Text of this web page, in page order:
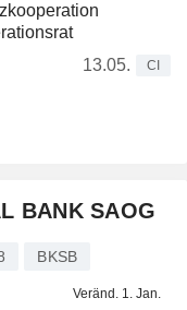
13.05.
CI
BANK SAOG
BKSB
Veränd. 1. Jan.